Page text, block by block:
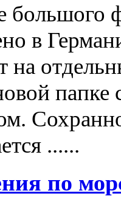
большого
в
на
......
по